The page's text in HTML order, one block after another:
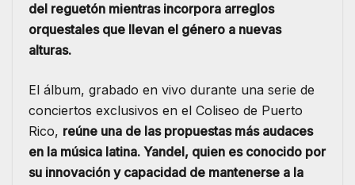
del reguetón mientras incorpora arreglos
orquestales que llevan el género a nuevas
alturas.
El álbum, grabado en vivo durante una serie de
conciertos exclusivos en el Coliseo de Puerto
Rico, reúne una de las propuestas más audaces
en la música latina. Yandel, quien es conocido por
su innovación y capacidad de mantenerse a la